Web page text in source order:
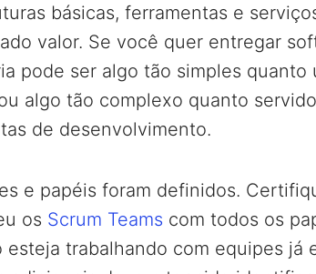
básicas, ferramentas e
valor. Se você quer entregar
pode ser algo tão simples quanto
algo tão complexo quanto
de desenvolvimento.
e papéis foram definidos.
os Scrum Teams com todos os
esteja trabalhando com equipes já